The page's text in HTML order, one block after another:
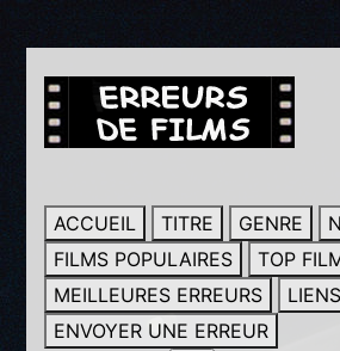
ACCUEIL TITRE GENRE
FILMS POPULAIRES
TOP
MEILLEURES ERREURS
LIENS
ENVOYER UNE ERREUR